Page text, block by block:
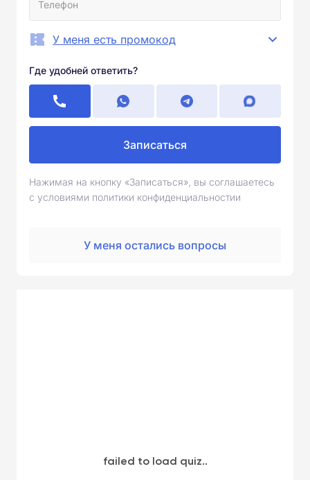
У меня есть промокод
Где удобней ответить?
Записаться
Нажимая на кнопку «Записаться», вы соглашаетесь
с условиями политики конфиденциальностии
У меня остались вопросы